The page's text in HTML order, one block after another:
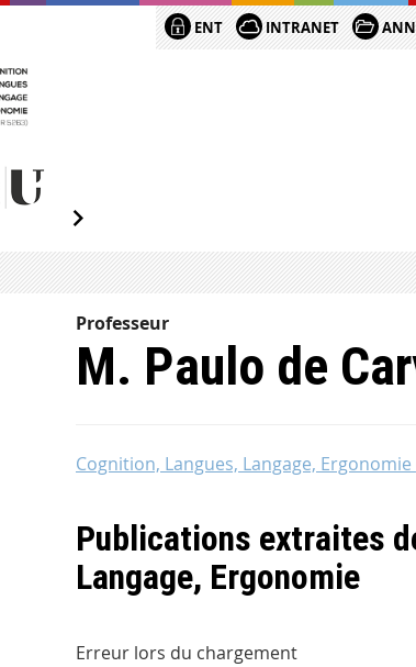
ENT INTRANET
Professeur
M. Paulo de
Cognition, Langues, Langage, Ergonomie
Publications extraites
Langage, Ergonomie
Erreur lors du chargement